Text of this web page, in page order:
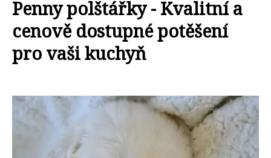
Penny polštářky - Kvalitní a
cenově dostupné potěšení
pro vaši kuchyň